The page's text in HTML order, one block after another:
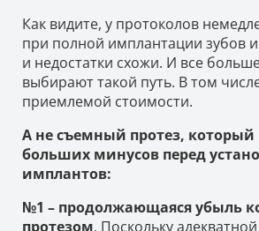
Как видите, у протоколов
при полной имплантации зубов
и недостатки схожи. И все
выбирают такой путь. В том
приемлемой стоимости.
А не съемный протез, который
больших минусов перед
имплантов:
№1 – продолжающаяся убыль
протезом. Поскольку